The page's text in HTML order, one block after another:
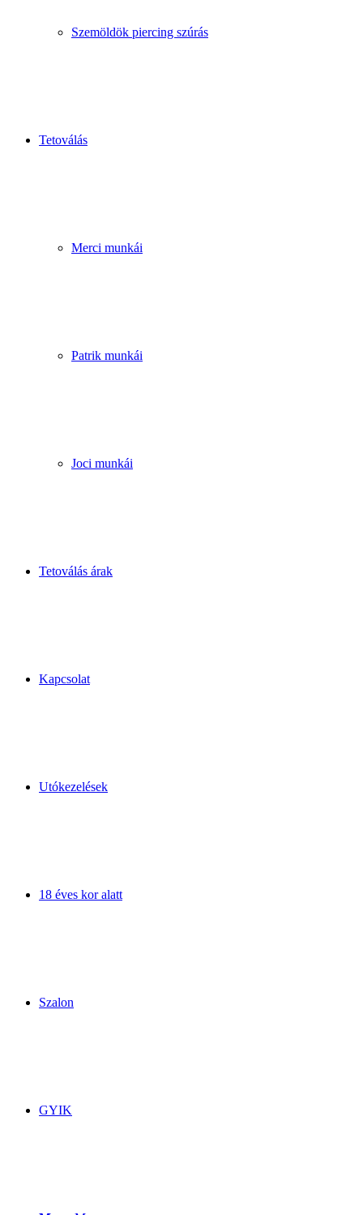
Szemöldök piercing szúrás
Tetoválás
Merci munkái
Patrik munkái
Joci munkái
Tetoválás árak
Kapcsolat
Utókezelések
18 éves kor alatt
Szalon
GYIK